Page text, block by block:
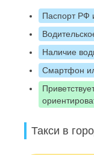
Паспорт РФ
Наличие
Смартфон
Такси в